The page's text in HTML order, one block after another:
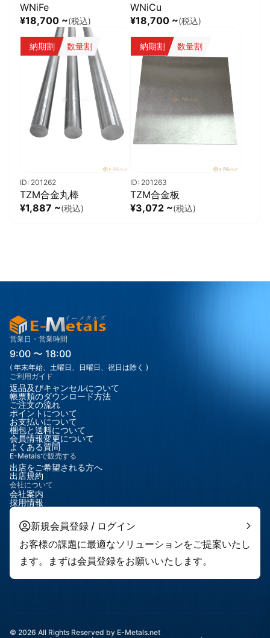
WNiFe
¥18,700 ~(税込)
WNiCu
¥18,700 ~(税込)
納期割 数量割
ID: 201262
TZM合金丸棒
¥1,887 ~(税込)
納期割 数量割
ID: 201263
TZM合金板
¥3,072 ~(税込)
営業日・営業時間
9:00 〜 18:00
( 年末年始、土曜日、日曜日、祝日は除く )
ご利用ガイド
返品及びキャンセルについて
帳票類のダウンロード方法
ご注文の流れ
ポイントについて
お支払いについて
梱包と送料について
会員情報変更について
よくある質問
E-Metalsで販売する
出店をご希望される方へ
出店規約
会社について
会社案内
採用情報
新規会員登録 / ログイン
お客様の課題に最適なソリューションをご提案いたし
ます。まずは会員登録をお願いいたします。
© 2026 All Rights Reserved by E-Metals.net